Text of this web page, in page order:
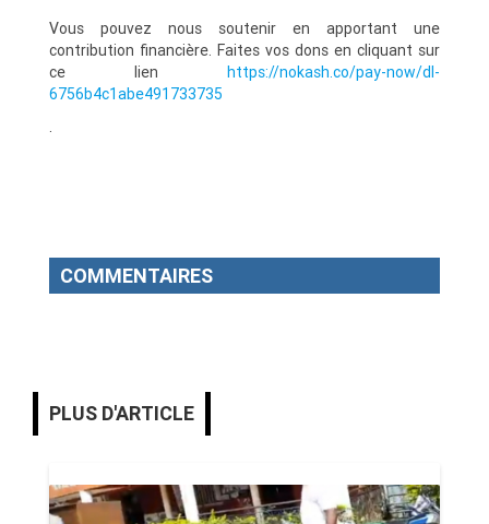
Vous pouvez nous soutenir en apportant une
contribution financière. Faites vos dons en cliquant sur
ce lien https://nokash.co/pay-now/dl-
6756b4c1abe491733735
.
COMMENTAIRES
PLUS D'ARTICLE